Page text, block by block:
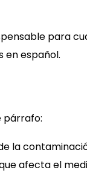
para
en español.
párrafo:
la
afecta el